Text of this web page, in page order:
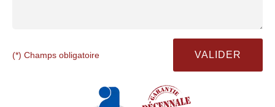
(*) Champs obligatoire